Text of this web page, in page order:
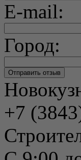
E-mail:
Город:
+7